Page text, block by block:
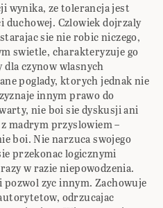
wynika, ze tolerancja jest
duchowej. Czlowiek dojrzaly
sie nie robic niczego,
swietle, charakteryzuje go
czynow wlasnych
poglady, ktorych jednak nie
innym prawo do
nie boi sie dyskusji ani
madrym przyslowiem –
boi. Nie narzuca swojego
przekonac logicznymi
w razie niepowodzenia.
pozwol zyc innym. Zachowuje
odrzucajac